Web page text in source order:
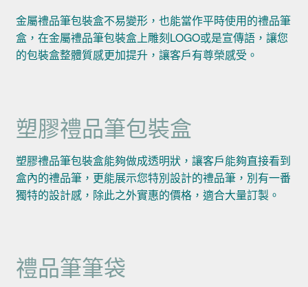
金屬禮品筆包裝盒不易變形，也能當作平時使用的禮品筆
盒，在金屬禮品筆包裝盒上雕刻LOGO或是宣傳語，讓您
的包裝盒整體質感更加提升，讓客戶有尊榮感受。
塑膠禮品筆包裝盒
塑膠禮品筆包裝盒能夠做成透明狀，讓客戶能夠直接看到
盒內的禮品筆，更能展示您特別設計的禮品筆，別有一番
獨特的設計感，除此之外實惠的價格，適合大量訂製。
禮品筆筆袋